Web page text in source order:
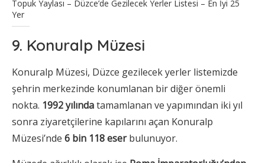
Topuk Yaylası – Düzce’de Gezilecek Yerler Listesi – En İyi 25
Yer
9. Konuralp Müzesi
Konuralp Müzesi, Düzce gezilecek yerler listemizde
şehrin merkezinde konumlanan bir diğer önemli
nokta. 1992 yılındatamamlanan ve yapımından iki yıl
sonra ziyaretçilerine kapılarını açan Konuralp
Müzesi’nde 6 bin 118 eserbulunuyor.